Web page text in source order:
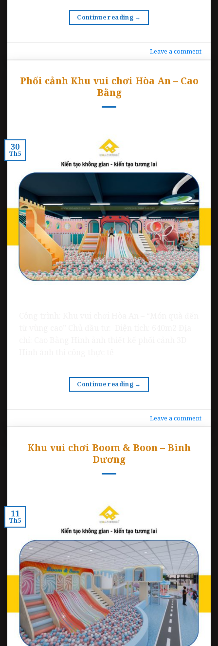
Continue reading →
Leave a comment
Phối cảnh Khu vui chơi Hòa An – Cao
Bằng
30
Th5
Continue reading →
Leave a comment
Khu vui chơi Boom & Boon – Bình
Dương
11
Th5